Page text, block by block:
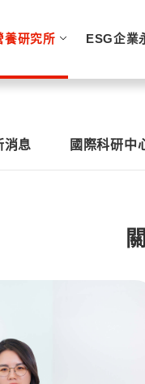
養研究所 ESG企業
消息 國際科研中